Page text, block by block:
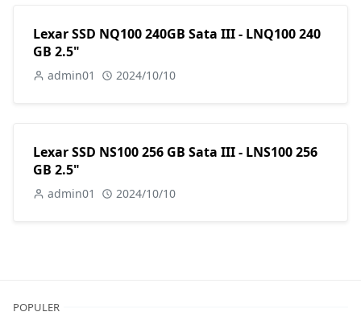
Lexar SSD NQ100 240GB Sata III - LNQ100 240
GB 2.5"
admin01 2024/10/10
Lexar SSD NS100 256 GB Sata III - LNS100 256
GB 2.5"
admin01 2024/10/10
POPULER